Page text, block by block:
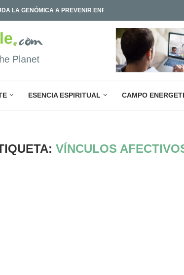
LA GENÓMICA A PREVENIR ENFERMEDADES Y...
TANTO Y CAMBIAMOS TAN POCO?
ESENCIA ESPIRITUAL CAMPO
VÍNCULOS